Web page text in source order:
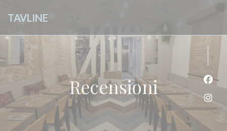
TAVLINE
Recensioni